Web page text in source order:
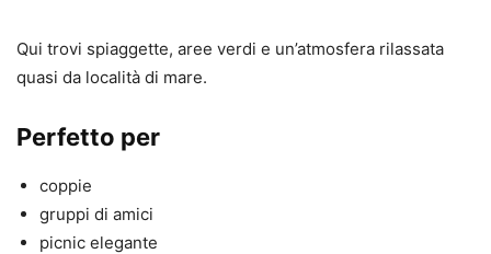
Qui trovi spiaggette, aree verdi e un’atmosfera rilassata
quasi da località di mare.
Perfetto per
coppie
gruppi di amici
picnic elegante